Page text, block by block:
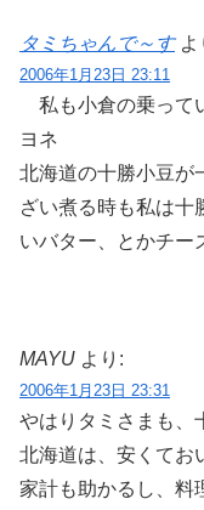
タミちゃんで～す よ
2006年1月23日 23:11
私も小倉の乗って
ヨネ
北海道の十勝小豆が
ざい煮る時も私は十
いバター、とかチー
MAYU より:
2006年1月23日 23:31
やはりタミさまも、
北海道は、安くてお
家計も助かるし、料